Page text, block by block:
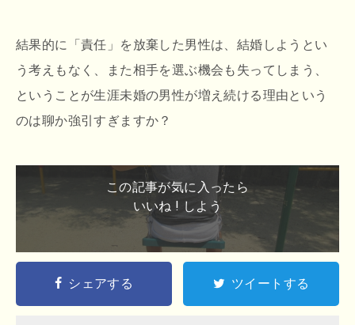
結果的に「責任」を放棄した男性は、結婚しようとい
う考えもなく、また相手を選ぶ機会も失ってしまう、
ということが生涯未婚の男性が増え続ける理由という
のは聊か強引すぎますか？
この記事が気に入ったら
いいね ! しよう
シェアする ツイートする